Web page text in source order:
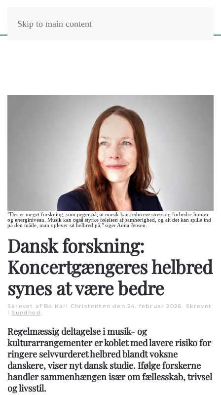
Skip to main content
”Der er meget forskning, som peger på, at musik kan reducere stress og forbedre humør
og energiniveau. Musik kan også styrke følelsen af samhørighed, og alt det kan spille ind
på den måde, man oplever sit helbred på," siger Anita Jensen.
Dansk forskning:
Koncertgængeres helbred
synes at være bedre
Skrevet af Bo Karl Christensen den 24. februar 2026. Skrevet
i Sundhed.
Regelmæssig deltagelse i musik- og
kulturarrangementer er koblet med lavere risiko for
ringere selvvurderet helbred blandt voksne
danskere, viser nyt dansk studie. Ifølge forskerne
handler sammenhængen især om fællesskab, trivsel
og livsstil.